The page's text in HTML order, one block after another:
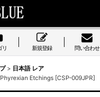
リ 新規登録 問い合わせ
> 日本語 レア
Etchings [CSP-009JPR]